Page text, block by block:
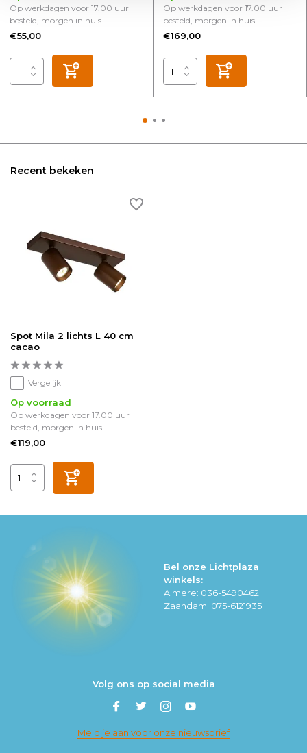
Op werkdagen voor 17.00 uur
besteld, morgen in huis
€55,00
Op werkdagen voor 17.00 uur
besteld, morgen in huis
€169,00
Recent bekeken
Spot Mila 2 lichts L 40 cm
cacao
Vergelijk
Op voorraad
Op werkdagen voor 17.00 uur
besteld, morgen in huis
€119,00
Bel onze Lichtplaza
winkels:
Almere: 036-5490462
Zaandam: 075-6121935
Volg ons op social media
Meld je aan voor onze nieuwsbrief